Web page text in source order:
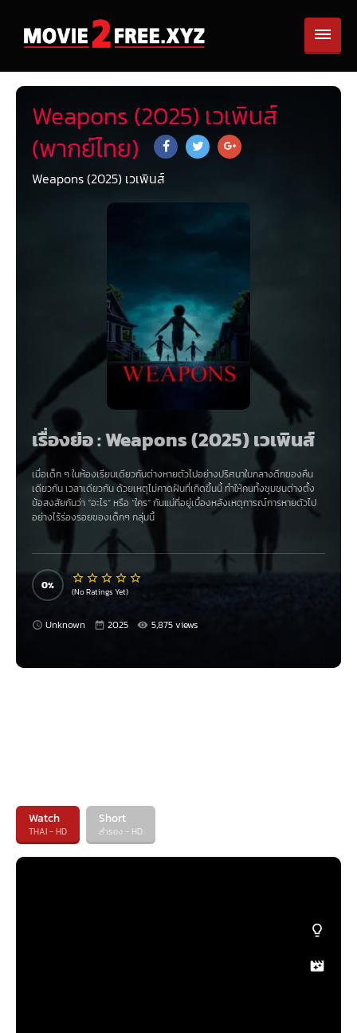
Weapons (2025) เวเพินส์
(พากย์ไทย)
Weapons (2025) เวเพินส์
เรื่องย่อ : Weapons (2025) เวเพินส์
เมื่อเด็ก ๆ ในห้องเรียนเดียวกันต่างหายตัวไปอย่างปริศนาในกลางดึกของคืน
เดียวกัน เวลาเดียวกัน ด้วยเหตุไม่คาดฝันที่เกิดขึ้นนี้ ทำให้คนทั้งชุมชนต่างตั้ง
ข้อสงสัยกันว่า “อะไร” หรือ “ใคร” กันแน่ที่อยู่เบื้องหลังเหตุการณ์การหายตัวไป
อย่างไร้ร่องรอยของเด็กๆ กลุ่มนี้
0 (No Ratings Yet)
Unknown 2025 5,875 views
Watch
THAI - HD
Short
สำรอง - HD